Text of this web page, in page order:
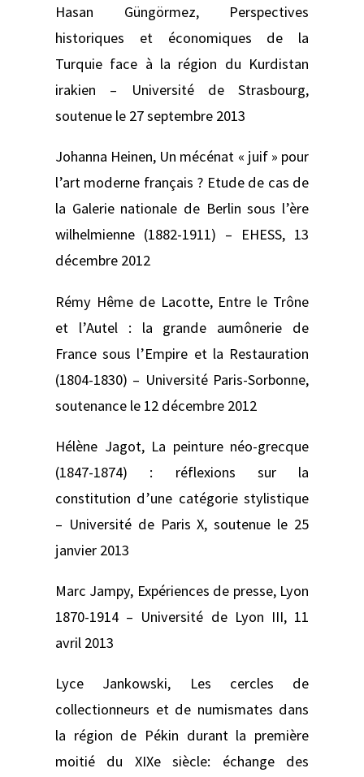
Hasan Güngörmez, Perspectives
historiques et économiques de la
Turquie face à la région du Kurdistan
irakien –
Université de Strasbourg,
soutenue le 27 septembre 2013
Johanna Heinen, Un mécénat « juif » pour
l’art moderne français ? Etude de cas de
la Galerie nationale de Berlin sous l’ère
wilhelmienne (1882-1911) – EHESS, 13
décembre 2012
Rémy Hême de Lacotte, Entre le Trône
et l’Autel : la grande aumônerie de
France sous l’Empire et la Restauration
(1804-1830) – Université Paris-Sorbonne,
soutenance le 12 décembre 2012
Hélène Jagot, La peinture néo-grecque
(1847-1874) : réflexions sur la
constitution d’une catégorie stylistique
– Université de Paris X, soutenue le 25
janvier 2013
Marc Jampy, Expériences de presse, Lyon
1870-1914 – Université de Lyon III, 11
avril 2013
Lyce Jankowski,
Les cercles de
collectionneurs et de numismates dans
la région de Pékin durant la première
moitié du XIXe siècle: échange des